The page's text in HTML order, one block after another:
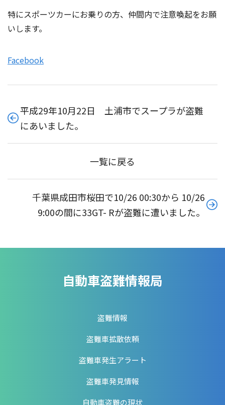
特にスポーツカーにお乗りの方、仲間内で注意喚起をお願
いします。
Facebook
平成29年10月22日 土浦市でスープラが盗難
にあいました。
一覧に戻る
千葉県成田市桜田で10/26 00:30から 10/26
9:00の間に33GT- Rが盗難に遭いました。
自動車盗難情報局
盗難情報
盗難車拡散依頼
盗難車発生アラート
盗難車発見情報
自動車盗難の現状